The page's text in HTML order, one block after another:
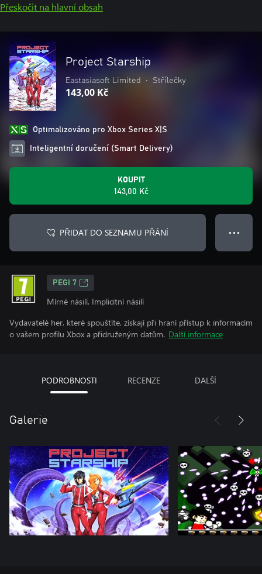
Přeskočit na hlavní obsah
Project Starship
Eastasiasoft Limited • Střílečky
143,00 Kč
Optimalizováno pro Xbox Series X|S
Inteligentní doručení (Smart Delivery)
KOUPIT
143,00 Kč
PŘIDAT DO SEZNAMU PŘÁNÍ ● ● ●
PEGI 7
Mírné násilí, Implicitní násilí
Vydavatelé her, které spouštíte, získají při hraní přístup k informacím
o vašem profilu Xbox a přidruženým datům. Další informace
PODROBNOSTI RECENZE DALŠÍ
Galerie